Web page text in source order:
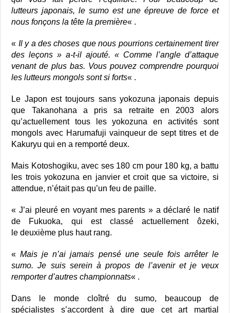
lutteurs japonais, le sumo est une épreuve de force et
nous fonçons la tête la première« .
« Il y a des choses que nous pourrions certainement tirer
des leçons » a-t-il ajouté. « Comme l’angle d’attaque
venant de plus bas. Vous pouvez comprendre pourquoi
les lutteurs mongols sont si forts« .
Le Japon est toujours sans yokozuna japonais depuis
que Takanohana a pris sa retraite en 2003 alors
qu’actuellement tous les yokozuna en activités sont
mongols avec Harumafuji vainqueur de sept titres et de
Kakuryu qui en a remporté deux.
Mais Kotoshogiku, avec ses 180 cm pour 180 kg, a battu
les trois yokozuna en janvier et croit que sa victoire, si
attendue, n’était pas qu’un feu de paille.
« J’ai pleuré en voyant mes parents » a déclaré le natif
de Fukuoka, qui est classé actuellement ôzeki,
le deuxième plus haut rang.
«Mais je n’ai jamais pensé une seule fois arrêter le
sumo. Je suis serein à propos de l’avenir et je veux
remporter d’autres championnats« .
Dans le monde cloîtré du sumo, beaucoup de
spécialistes s’accordent à dire que cet art martial